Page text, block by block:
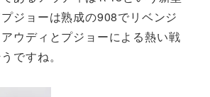
ジョーは熟成の908でリベンジ
ウディとプジョーによる熱い戦
ですね。